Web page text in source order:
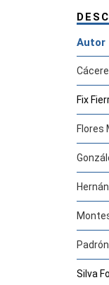
Autor
Fix
Flores
Silva